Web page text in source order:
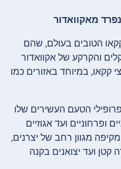
הטובים בעולם, שהם
והקרקע של אקוואדור
קקאו, במיוחד באזורים כמו
הטעם העשירים שלו
ופרחוניים ועד אגוזיים
מגוון רחב של יצרנים,
קטן ועד יצואנים בקנה